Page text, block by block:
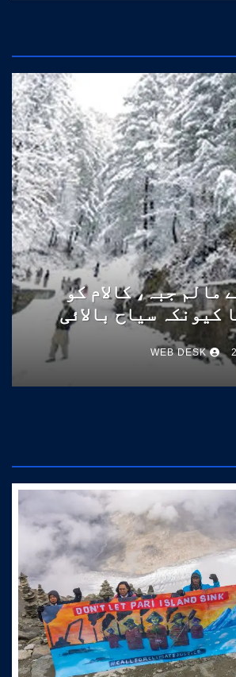
مالم جبہ، کالام کو
کیونکہ سیاح بالائی
آتے ہیں
WEB DESK